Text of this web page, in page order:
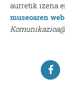
aurretik izena
museoaren